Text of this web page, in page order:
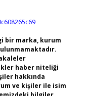
bir marka, kurum
haber niteliği
hakkında
ve kişiler ile isim